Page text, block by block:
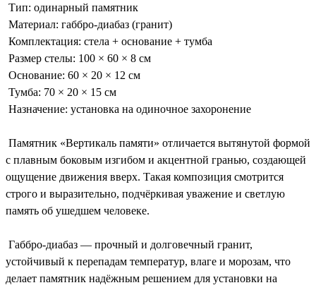
Тип: одинарный памятник
Материал: габбро-диабаз (гранит)
Комплектация: стела + основание + тумба
Размер стелы: 100 × 60 × 8 см
Основание: 60 × 20 × 12 см
Тумба: 70 × 20 × 15 см
Назначение: установка на одиночное захоронение
Памятник «Вертикаль памяти» отличается вытянутой формой
с плавным боковым изгибом и акцентной гранью, создающей
ощущение движения вверх. Такая композиция смотрится
строго и выразительно, подчёркивая уважение и светлую
память об ушедшем человеке.
Габбро-диабаз — прочный и долговечный гранит,
устойчивый к перепадам температур, влаге и морозам, что
делает памятник надёжным решением для установки на